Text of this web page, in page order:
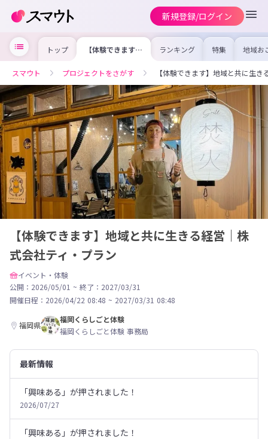
新規登録/ログイン
トップ 【体験できます】
地域と共に生きる
ィ・プラン
ランキング 特集 地域お
の求
を集め
事内容
を比較
合った
けよう
スマウト プロジェクトをさがす 【体験できます】地域と共に生
【体験できます】地域と共に生きる経営｜株
式会社ティ・プラン
イベント・体験
公開：2026/05/01 ~ 終了：2027/03/31
開催日程： 2026/04/22 08:48 ~ 2027/03/31 08:48
福岡県
福岡くらしごと体験
福岡くらしごと体験 事務局
最新情報
「興味ある」が押されました！
2026/07/27
「興味ある」が押されました！